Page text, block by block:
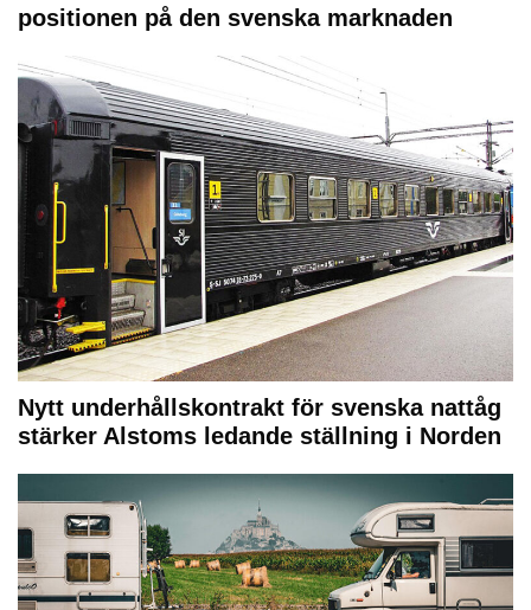
positionen på den svenska marknaden
Nytt underhållskontrakt för svenska nattåg
stärker Alstoms ledande ställning i Norden